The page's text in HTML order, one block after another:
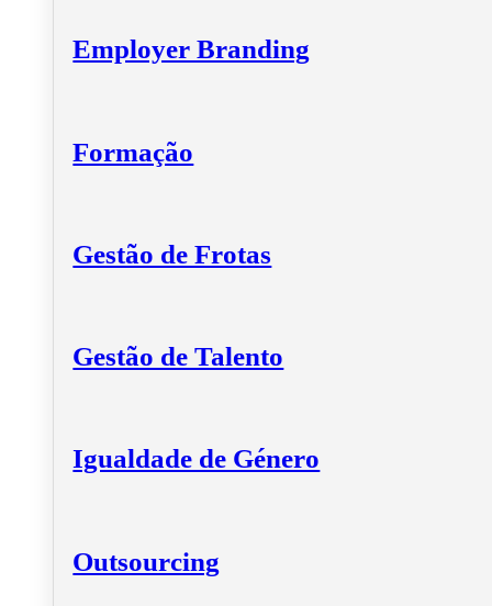
Employer Branding
Formação
Gestão de Frotas
Gestão de Talento
Igualdade de Género
Outsourcing